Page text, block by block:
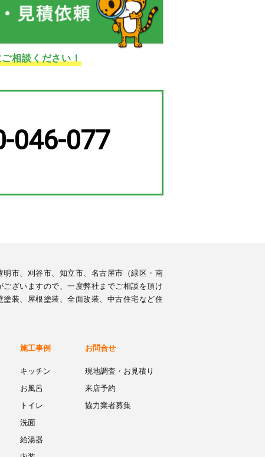
相談ください！
046-077
市、刈谷市、知立市、名古屋市（緑区・南
ざいますので、一度弊社までご相談を頂け
装、屋根塗装、全面改装、中古住宅など住
施工事例
キッチン
お風呂
トイレ
洗面
給湯器
お問合せ
現地調査・お見積り
来店予約
協力業者募集